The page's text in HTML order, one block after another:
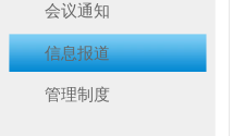
会议通知
信息报道
管理制度